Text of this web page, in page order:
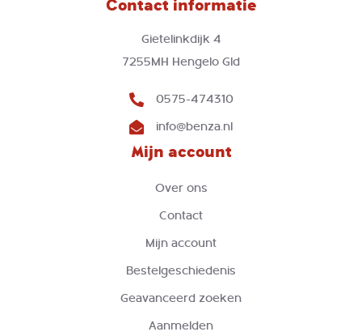
Gietelinkdijk 4
7255MH Hengelo Gld
0575-474310
info@benza.nl
Mijn account
Over ons
Contact
Mijn account
Bestelgeschiedenis
Geavanceerd zoeken
Aanmelden